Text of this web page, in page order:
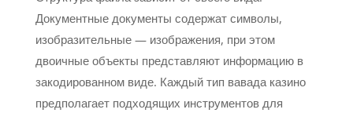
Документные документы содержат символы,
изобразительные — изображения, при этом
двоичные объекты представляют информацию в
закодированном виде. Каждый тип вавада казино
предполагает подходящих инструментов для